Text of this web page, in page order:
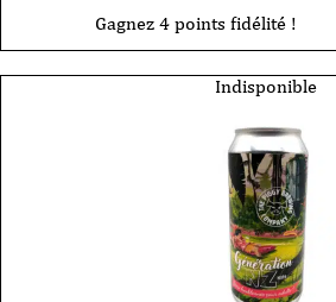
Gagnez 4 points fidélité !
Indisponible